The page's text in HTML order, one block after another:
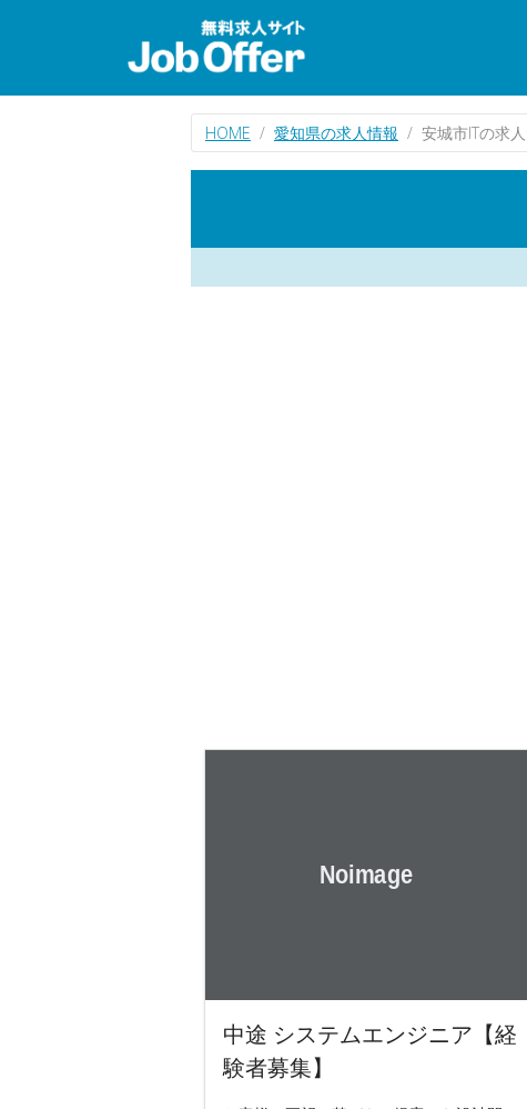
HOME 愛知県の求人情報 安城市ITの求人
中途 システムエンジニア【経
験者募集】